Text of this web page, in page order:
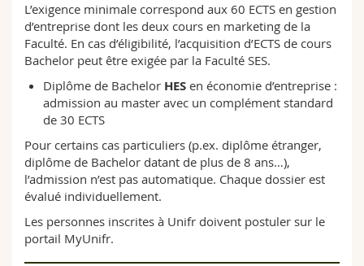
L’exigence minimale correspond aux 60 ECTS en gestion
d’entreprise dont les deux cours en marketing de la
Faculté. En cas d’éligibilité, l’acquisition d’ECTS de cours
Bachelor peut être exigée par la Faculté SES.
Diplôme de Bachelor HESen économie d’entreprise :
admission au master avec un complément standard
de 30 ECTS
Pour certains cas particuliers (p.ex. diplôme étranger,
diplôme de Bachelor datant de plus de 8 ans…),
l’admission n’est pas automatique. Chaque dossier est
évalué individuellement.
Les personnes inscrites à Unifr doivent postuler sur le
portail MyUnifr.